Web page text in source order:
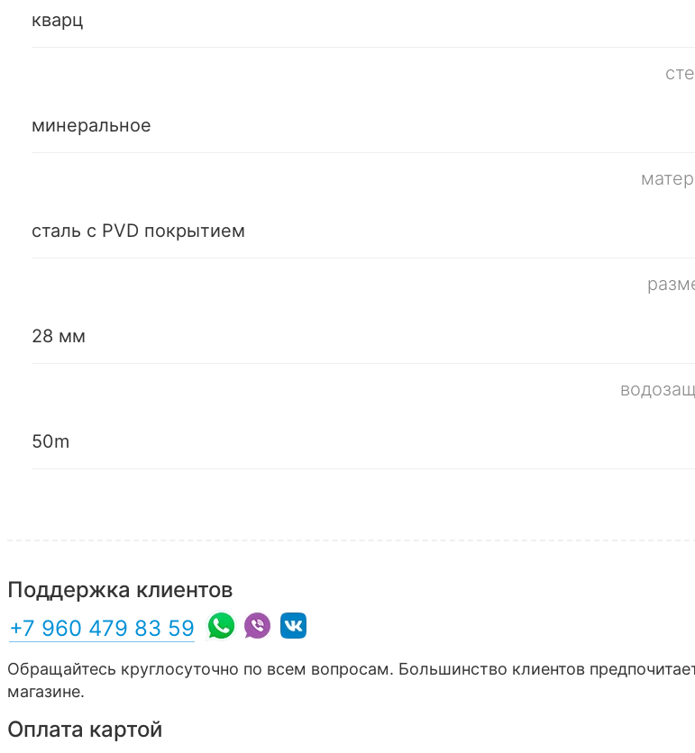
кварц
минеральное
сталь с PVD покрытием
28 мм
50m
Поддержка клиентов
+7 960 479 83 59
Обращайтесь круглосуточно по всем вопросам. Большинство клиентов
магазине.
Оплата картой